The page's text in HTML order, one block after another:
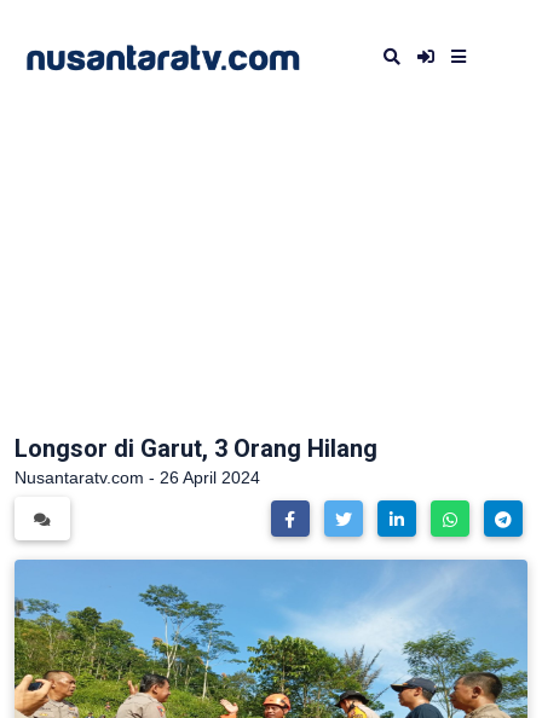
Longsor di Garut, 3 Orang Hilang
Nusantaratv.com - 26 April 2024